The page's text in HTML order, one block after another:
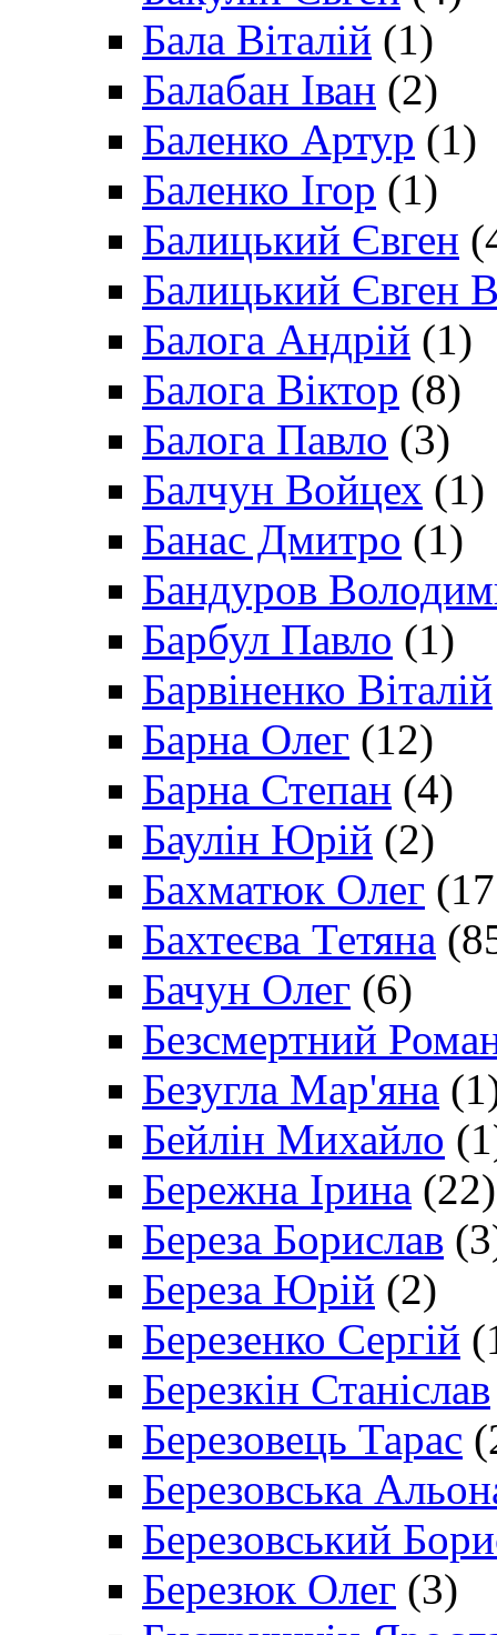
Бала Віталій (1)
Балабан Іван (2)
Баленко Артур (1)
Баленко Ігор (1)
Балицький Євген
Балицький Євген
Балога Андрій (1)
Балога Віктор (8)
Балога Павло (3)
Балчун Войцех (1)
Банас Дмитро (1)
Бандуров
Барбул Павло (1)
Барвіненко Віталій
Барна Олег (12)
Барна Степан (4)
Баулін Юрій (2)
Бахматюк Олег
Бахтеєва Тетяна
Бачун Олег (6)
Безсмертний
Безугла Мар'яна
Бейлін Михайло
Бережна Ірина (22)
Береза Борислав
Береза Юрій (2)
Березенко Сергій
Березкін Станіслав
Березовець Тарас
Березовська
Березовський
Березюк Олег (3)